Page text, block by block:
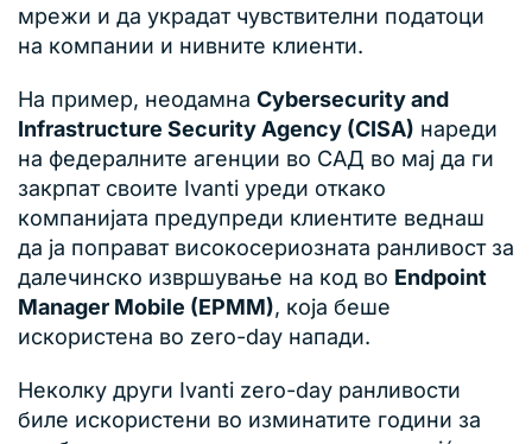
мрежи и да украдат чувствителни податоци
на компании и нивните клиенти.
На пример, неодамна Cybersecurity and
Infrastructure Security Agency (CISA) нареди
на федералните агенции во САД во мај да ги
закрпат своите Ivanti уреди откако
компанијата предупреди клиентите веднаш
да ја поправат високосериозната ранливост за
далечинско извршување на код во Endpoint
Manager Mobile (EPMM), која беше
искористена во zero-day напади.
Неколку други Ivanti zero-day ранливости
биле искористени во изминатите години за